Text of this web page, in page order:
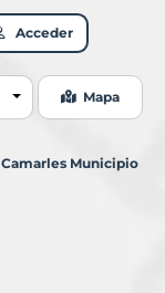
Acceder
Mapa
Camarles Municipio